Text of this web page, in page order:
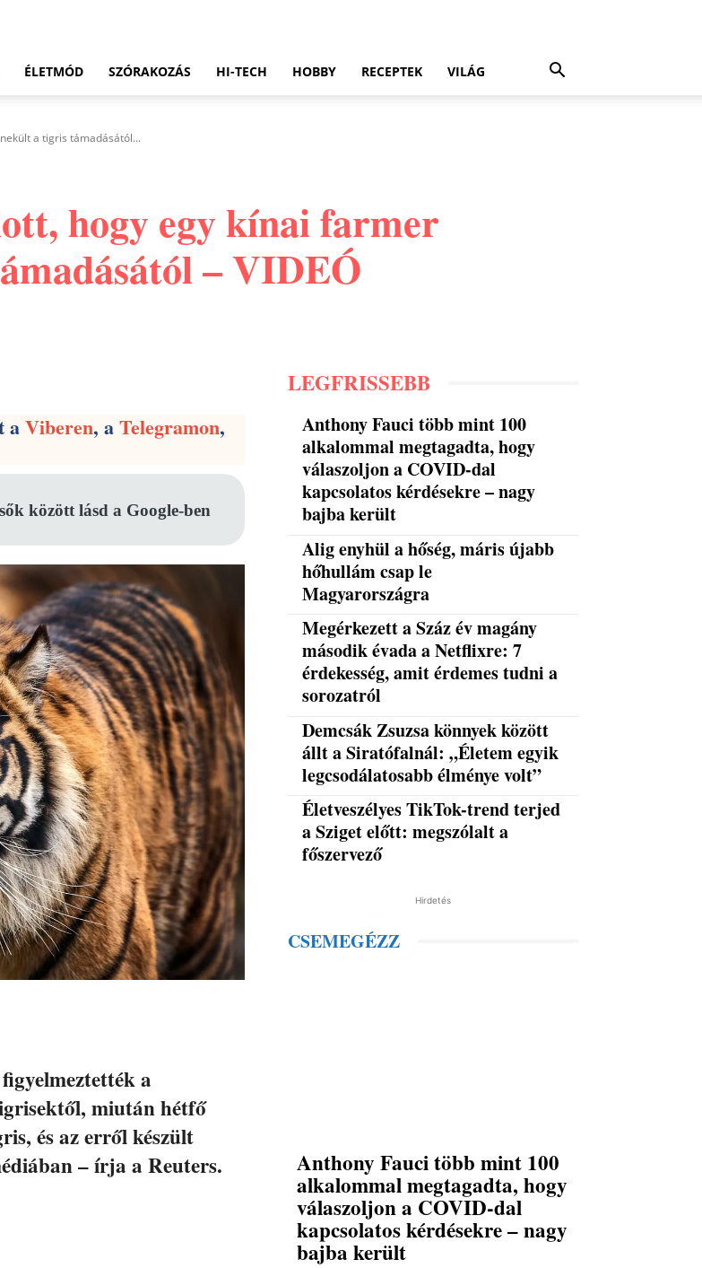
ÉLETMÓD SZÓRAKOZÁS HI-TECH HOBBY RECEPTEK VILÁG
a tigris támadásától...
hogy egy kínai farmer
– VIDEÓ
aViberen, aTelegramon,
között lásd a Google-ben
a
miután hétfő
és az erről készült
– írja a Reuters.
LEGFRISSEBB
Anthony Fauci több mint 100
alkalommal megtagadta, hogy
válaszoljon a COVID-dal
kapcsolatos kérdésekre – nagy
bajba került
Alig enyhül a hőség, máris újabb
hőhullám csap le
Magyarországra
Megérkezett a Száz év magány
második évada a Netflixre: 7
érdekesség, amit érdemes tudni a
sorozatról
Demcsák Zsuzsa könnyek között
állt a Siratófalnál: „Életem egyik
legcsodálatosabb élménye volt”
Életveszélyes TikTok-trend terjed
a Sziget előtt: megszólalt a
főszervező
Hirdetés
CSEMEGÉZZ
Anthony Fauci több mint 100
alkalommal megtagadta, hogy
válaszoljon a COVID-dal
kapcsolatos kérdésekre – nagy
bajba került